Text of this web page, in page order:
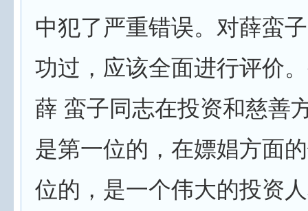
中犯了严重错误。对薛蛮
功过，应该全面进行评价
薛 蛮子同志在投资和慈善
是第一位的，在嫖娼方面
位的，是一个伟大的投资